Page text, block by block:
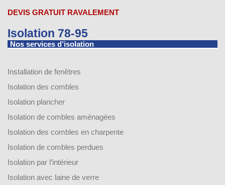
DEVIS GRATUIT RAVALEMENT
Isolation 78-95
Nos services d’isolation
Installation de fenêtres
Isolation des combles
Isolation plancher
Isolation de combles aménagées
Isolation des combles en charpente
Isolation de combles perdues
Isolation par l’intérieur
Isolation avec laine de verre